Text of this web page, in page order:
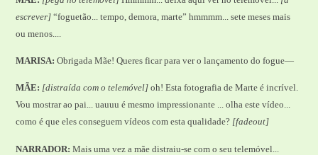
escrever] “foguetão... tempo, demora, marte” hmmmm... sete meses mais
ou menos....
MARISA: Obrigada Mãe! Queres ficar para ver o lançamento do fogue—
MÃE: [distraída com o telemóvel] oh! Esta fotografia de Marte é incrível.
Vou mostrar ao pai... uauuu é mesmo impressionante ... olha este vídeo...
como é que eles conseguem vídeos com esta qualidade? [fadeout]
NARRADOR: Mais uma vez a mãe distraiu-se com o seu telemóvel...